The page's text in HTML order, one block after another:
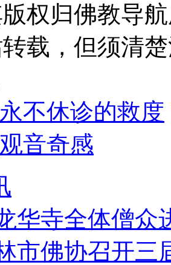
权归佛教导
载，但须清
永不休诊的救度
观音奇感
华寺全体僧众
市佛协召开三